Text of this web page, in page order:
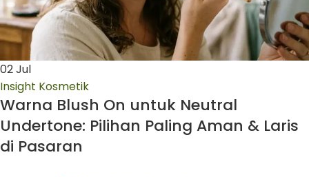
02Jul
Insight Kosmetik
Warna Blush On untuk Neutral
Undertone: Pilihan Paling Aman & Laris
di Pasaran